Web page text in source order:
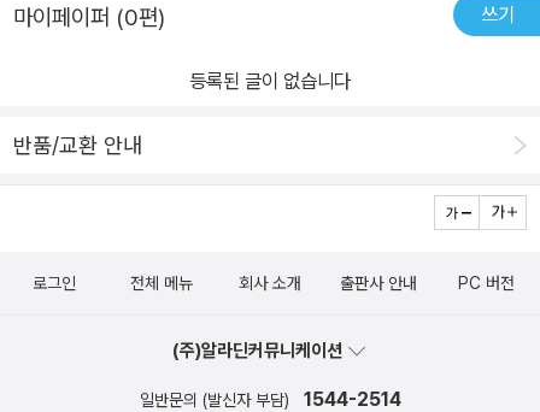
마이페이퍼 (0편) 쓰기
등록된 글이 없습니다
반품/교환 안내
로그인 전체 메뉴 회사 소개 출판사 안내 PC 버전
(주)알라딘커뮤니케이션
일반문의 (발신자 부담) 1544-2514